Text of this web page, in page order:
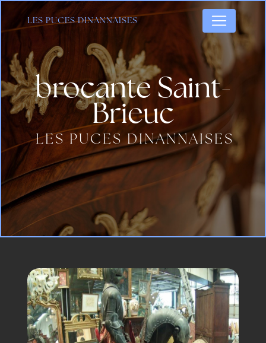
LES PUCES DINANNAISES
brocante Saint-
Brieuc
LES PUCES DINANNAISES
Panneau de gestion des cookies